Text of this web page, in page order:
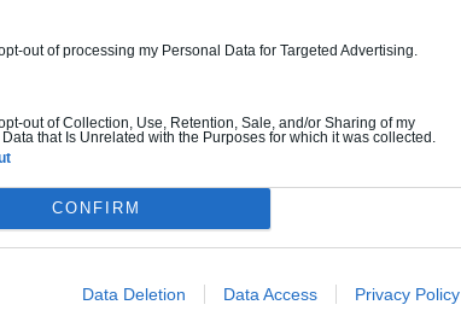
out of processing my Personal Data for Targeted Advertising.
out of Collection, Use, Retention, Sale, and/or Sharing of my
that Is Unrelated with the Purposes for which it was collected.
CONFIRM
Data Deletion Data Access Privacy Policy
des combles, de faire une
», expression qui définit
un nombre d’étage moins
de faire une surélévation
conseils expérimentés de
à partir d’un bien existant,